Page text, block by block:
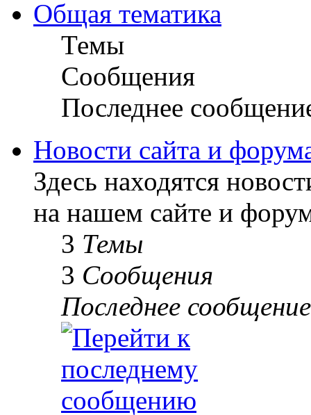
Общая тематика
Темы
Сообщения
Последнее
Новости сайта и
Здесь находятся
на нашем сайте и
3 Темы
3 Сообщения
Последнее сообщение